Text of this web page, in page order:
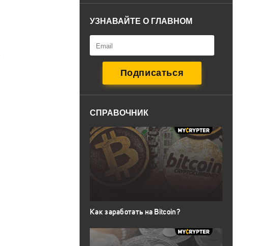
УЗНАВАЙТЕ О ГЛАВНОМ
СПРАВОЧНИК
Как заработать на Bitcoin?